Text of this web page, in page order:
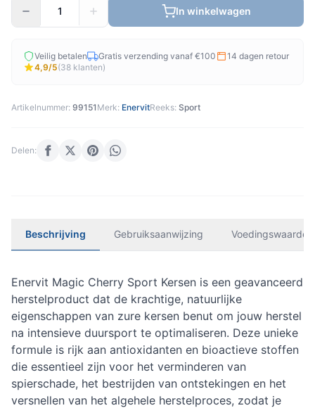
In winkelwagen
Veilig betalen Gratis verzending vanaf €100
14 dagen retour
4,9/5(38 klanten)
Artikelnummer: 99151 Merk: EnervitReeks: Sport
Delen:
Beschrijving Gebruiksaanwijzing Voedingswaarden
Enervit Magic Cherry Sport Kersen is een geavanceerd
herstelproduct dat de krachtige, natuurlijke
eigenschappen van zure kersen benut om jouw herstel
na intensieve duursport te optimaliseren. Deze unieke
formule is rijk aan antioxidanten en bioactieve stoffen
die essentieel zijn voor het verminderen van
spierschade, het bestrijden van ontstekingen en het
versnellen van het algehele herstelproces, zodat je